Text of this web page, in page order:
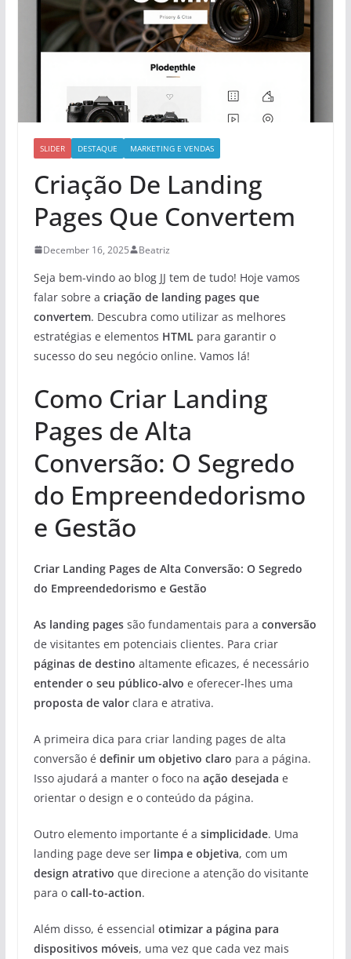
SLIDER DESTAQUE MARKETING E VENDAS
Criação De Landing
Pages Que Convertem
December 16, 2025 Beatriz
Seja bem-vindo ao blog JJ tem de tudo! Hoje vamos
falar sobre a criação de landing pages que
convertem. Descubra como utilizar as melhores
estratégias e elementos HTMLpara garantir o
sucesso do seu negócio online. Vamos lá!
Como Criar Landing
Pages de Alta
Conversão: O Segredo
do Empreendedorismo
e Gestão
Criar Landing Pages de Alta Conversão: O Segredo
do Empreendedorismo e Gestão
As landing pagessão fundamentais para a conversão
de visitantes em potenciais clientes. Para criar
páginas de destino altamente eficazes, é necessário
entender o seu público-alvo e oferecer-lhes uma
proposta de valorclara e atrativa.
A primeira dica para criar landing pages de alta
conversão é definir um objetivo claro para a página.
Isso ajudará a manter o foco na ação desejada e
orientar o design e o conteúdo da página.
Outro elemento importante é a simplicidade. Uma
landing page deve ser limpa e objetiva, com um
design atrativo que direcione a atenção do visitante
para o call-to-action.
Além disso, é essencial otimizar a página para
dispositivos móveis, uma vez que cada vez mais